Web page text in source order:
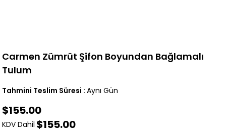
Carmen Zümrüt Şifon Boyundan Bağlamalı
Tulum
Tahmini Teslim Süresi : Aynı Gün
$155.00
KDV Dahil $155.00